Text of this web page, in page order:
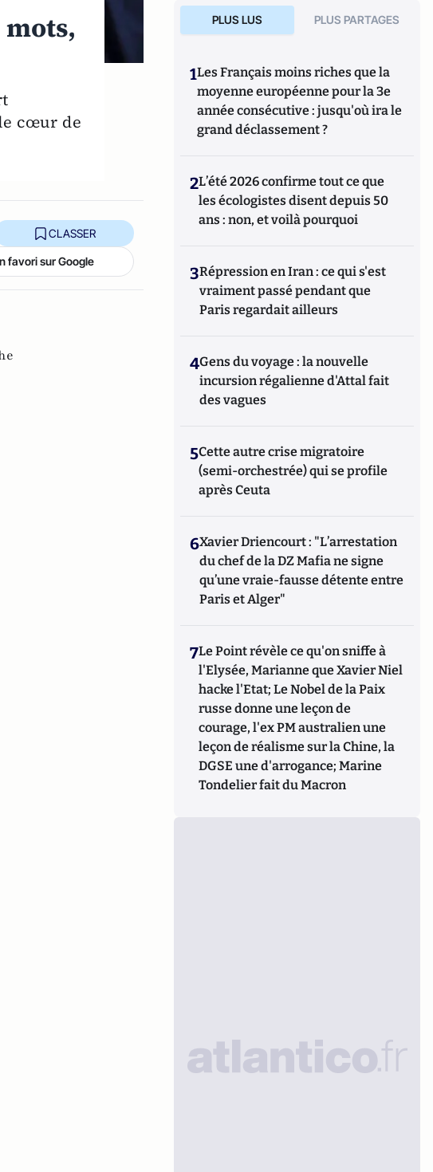
cœur de
CLASSER
favori sur Google
PLUS LUS PLUS PARTAGES
1Les Français moins riches que la
moyenne européenne pour la 3e
année consécutive : jusqu'où ira le
grand déclassement ?
2L’été 2026 confirme tout ce que
les écologistes disent depuis 50
ans : non, et voilà pourquoi
3Répression en Iran : ce qui s'est
vraiment passé pendant que
Paris regardait ailleurs
4Gens du voyage : la nouvelle
incursion régalienne d'Attal fait
des vagues
5Cette autre crise migratoire
(semi-orchestrée) qui se profile
après Ceuta
6Xavier Driencourt : "L’arrestation
du chef de la DZ Mafia ne signe
qu’une vraie-fausse détente entre
Paris et Alger"
7Le Point révèle ce qu'on sniffe à
l'Elysée, Marianne que Xavier Niel
hacke l'Etat; Le Nobel de la Paix
russe donne une leçon de
courage, l'ex PM australien une
leçon de réalisme sur la Chine, la
DGSE une d'arrogance; Marine
Tondelier fait du Macron